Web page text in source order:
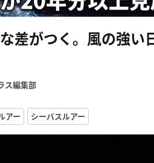
差がつく。風の強
ス編集部
アー シーバスルアー